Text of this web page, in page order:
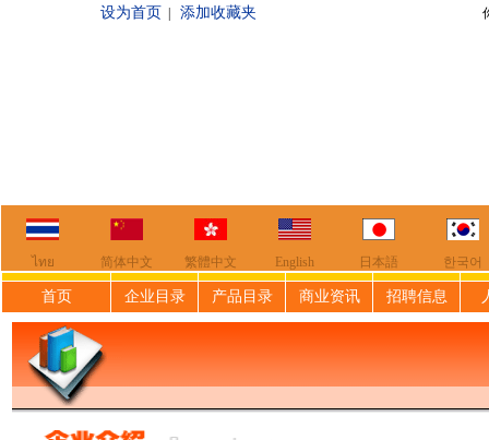
设为首页 添加收藏夹 你好，欢迎来到
ไทย 简体中文 繁體中文 English 日本語 한국어
首页 企业目录 产品目录 商业资讯 招聘信息